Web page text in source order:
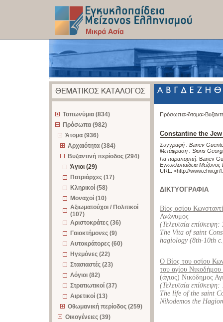
Τοπωνύμια (834)
Πρόσωπα (982)
Άτομα (936)
Αρχαιότητα (384)
Βυζαντινή περίοδος (294)
Άγιοι (29)
Πατριάρχες (17)
Κληρικοί (58)
Μοναχοί (10)
Αξιωματούχοι / Πολιτικοί
(107)
Αριστοκράτες (36)
Γαιοκτήμονες (9)
Αυτοκράτορες (60)
Ηγεμόνες (22)
Στασιαστές (23)
Λόγιοι (82)
Στρατιωτικοί (37)
Αιρετικοί (13)
Οθωμανική περίοδος (259)
Οικογένειες (39)
Πρόσωπα>Άτομα>
Constantine the Jew
Συγγραφή : Banev
Μετάφραση : Sioris
Για παραπομπή: Banev
Εγκυκλοπαίδεια
URL: <http://www.ehw.gr/
ΔΙΚΤΥΟΓΡΑΦΙΑ
Βίος οσίου
Ανώνυμος
(Τελευταία επίσκεψη:
The Vita of saint
hagiology (8th-10th
Ο Βίος του οσίου
του αγίου Νικοδήμου
(άγιος) Νικόδημος
(Τελευταία επίσκεψη:
The life of the saint
Nikodemos the